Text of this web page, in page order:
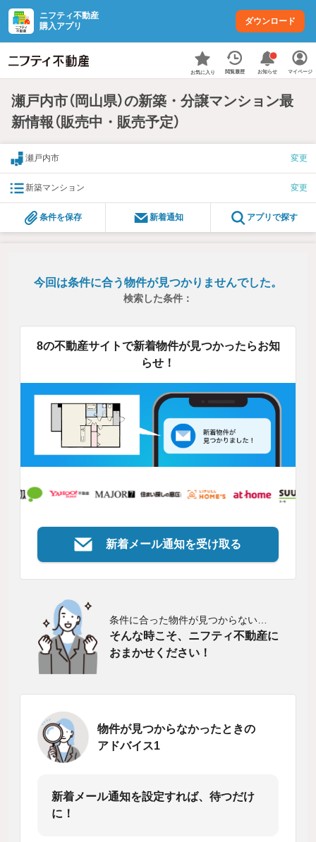
ニフティ不動産
購入アプリ
ダウンロード
お気に入り 閲覧履歴 お知らせ マイページ
瀬戸内市（岡山県）の新築・分譲マンション最
新情報（販売中・販売予定）
瀬戸内市 変更
新築マンション 変更
条件を保存 新着通知 アプリで探す
今回は条件に合う物件が見つかりませんでした。
検索した条件：
8の不動産サイトで新着物件が見つかったらお知
らせ！
新着メール通知を受け取る
条件に合った物件が見つからない…
そんな時こそ、ニフティ不動産に
おまかせください！
物件が見つからなかったときの
アドバイス1
新着メール通知を設定すれば、待つだけ
に！